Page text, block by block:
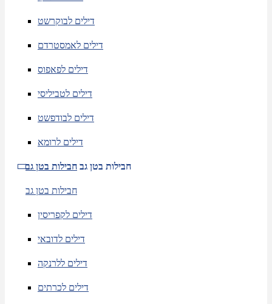
דילים לבוקרשט
דילים לאמסטרדם
דילים לפאפוס
דילים לטביליסי
דילים לבודפשט
דילים לרומא
חבילות בטן גב חבילות בטן גב
חבילות בטן גב
דילים לקפריסין
דילים לדובאי
דילים ללרנקה
דילים לכרתים